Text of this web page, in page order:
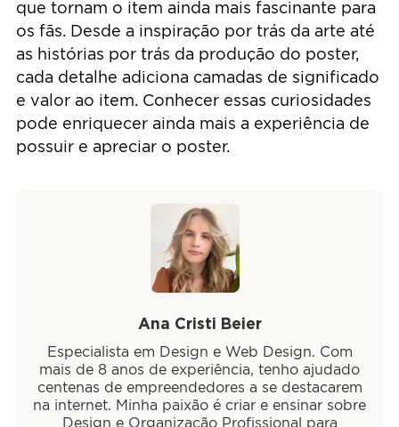
que tornam o item ainda mais fascinante para
os fãs. Desde a inspiração por trás da arte até
as histórias por trás da produção do poster,
cada detalhe adiciona camadas de significado
e valor ao item. Conhecer essas curiosidades
pode enriquecer ainda mais a experiência de
possuir e apreciar o poster.
Ana Cristi Beier
Especialista em Design e Web Design. Com
mais de 8 anos de experiência, tenho ajudado
centenas de empreendedores a se destacarem
na internet. Minha paixão é criar e ensinar sobre
Design e Organização Profissional para